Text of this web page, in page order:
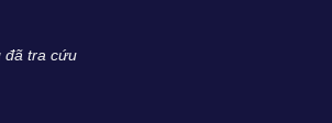
đã tra cứu